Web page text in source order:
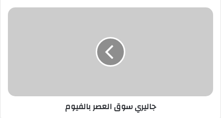
جاليري سوق العصر بالفيوم